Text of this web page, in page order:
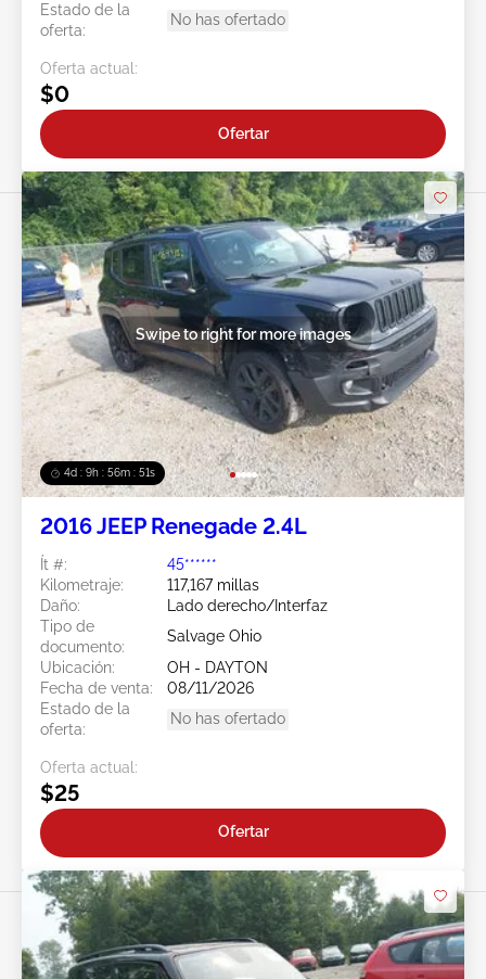
Estado de la
oferta:
No has ofertado
Oferta actual:
$0
Ofertar
4d : 9h : 56m : 49s
Swipe to right for more images
2016 JEEP Renegade 2.4L
Ít #:
45******
Kilometraje:
117,167 millas
Daño:
Lado derecho/Interfaz
Tipo de
documento:
Salvage Ohio
Ubicación:
OH - DAYTON
Fecha de venta:
08/11/2026
Estado de la
oferta:
No has ofertado
Oferta actual:
$25
Ofertar